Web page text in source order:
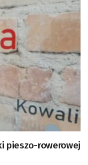
pieszo-rowerowej